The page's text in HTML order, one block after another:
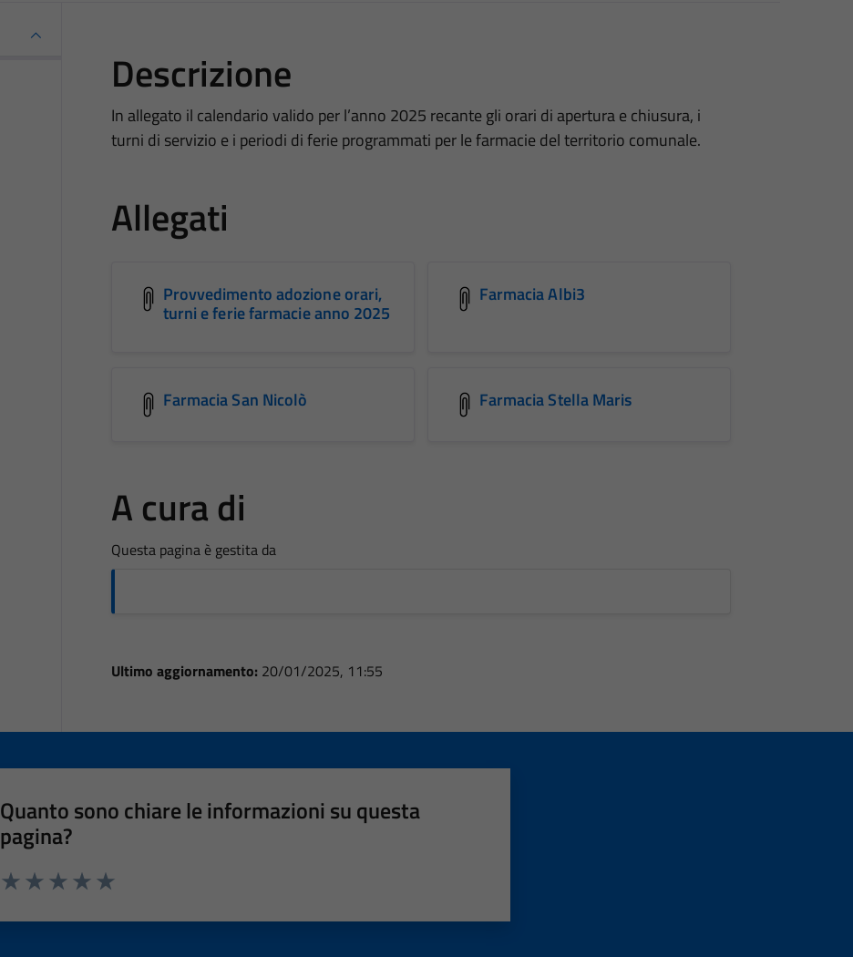
Descrizione
In allegato il calendario valido per l’anno 2025 recante gli orari di apertura e chiusura, i
turni di servizio e i periodi di ferie programmati per le farmacie del territorio comunale.
Allegati
Provvedimento adozione orari,
turni e ferie farmacie anno 2025
Farmacia Albi3
Farmacia San Nicolò Farmacia Stella Maris
A cura di
Questa pagina è gestita da
Ultimo aggiornamento: 20/01/2025, 11:55
Quanto sono chiare le informazioni su questa
pagina?